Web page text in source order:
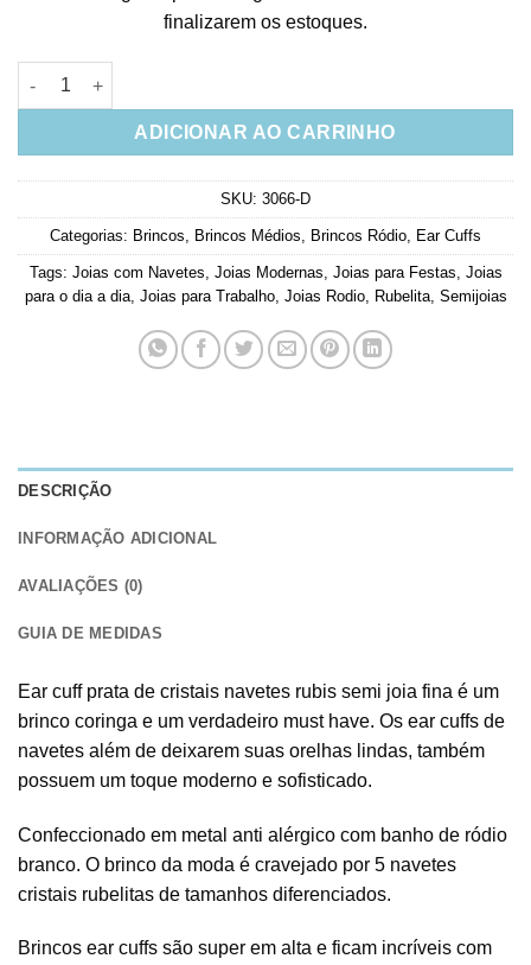
finalizarem os estoques.
Ear Cuff Prata De Cristais Navetes Rubis Semi Joia Fina
ADICIONAR AO CARRINHO
SKU: 3066-D
Categorias: Brincos Brincos Médios Brincos Ródio Ear Cuffs
Tags: Joias com Navetes Joias Modernas Joias para Festas Joias
para o dia a dia, Joias para Trabalho, Joias Rodio, Rubelita, Semijoias
DESCRIÇÃO
INFORMAÇÃO ADICIONAL
AVALIAÇÕES (0)
GUIA DE MEDIDAS
Ear cuff prata de cristais navetes rubis semi joia fina é um
brinco coringa e um verdadeiro must have. Os ear cuffs de
navetes além de deixarem suas orelhas lindas, também
possuem um toque moderno e sofisticado.
Confeccionado em metal anti alérgico com banho de ródio
branco. O brinco da moda é cravejado por 5 navetes
cristais rubelitas de tamanhos diferenciados.
Brincos ear cuffs são super em alta e ficam incríveis com